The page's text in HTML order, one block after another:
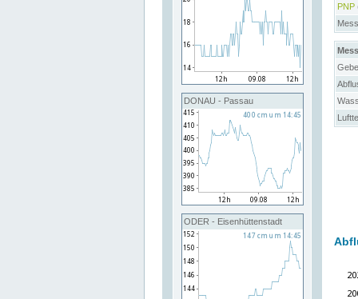
DONAU - Passau
ODER - Eisenhüttenstadt
PNP